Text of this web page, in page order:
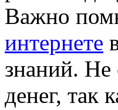
Важно
интернете
знаний. Не
денег, так